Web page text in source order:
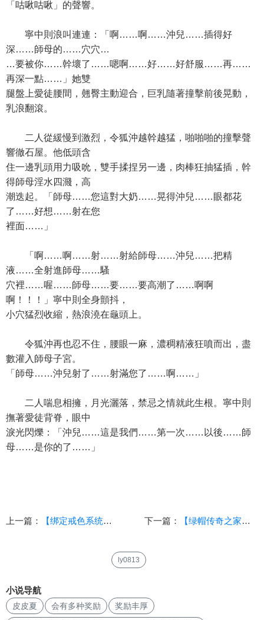
「咕啾咕啾」的聲響。
寧中則浪叫連連：「啊……啊……沖兒……插得好
深……師母的……穴穴…
…要被你……幹壞了……嗯啊……好……好舒服……再……
再深一點……」她雙
腿盤上愛徒腰間，翹臀主動迎合，巨乳隨著撞擊前後晃動，
乳浪翻滾。
二人從緩慢到激烈，令狐沖越幹越猛，啪啪啪的撞擊聲
響徹石屋。他低頭含
住一邊乳頭用力吸吮，雙手揉捏另一邊，肉棒狂抽猛插，幹
得師母淫水四濺，高
潮迭起。「師母……您這對大奶……晃得沖兒……眼都花
了……好想……射在您
裡面……」
「啊……啊……射……射給師母……沖兒……把精
液……全射進師母……騷
穴裡……喔……師母……要……要高潮了……啊啊
啊！！！」寧中則全身顫抖，
小穴猛烈收縮，熱浪澆在龜頭上。
令狐沖再也忍不住，腰眼一麻，濃稠精液狂噴而出，盡
數灌入師母子宮。
「師母……沖兒射了……射滿您了……啊……」
二人喘息相擁，月光灑落，禁忌之情就此生根。寧中則
撫著愛徒背脊，眼中
淚光閃爍：「沖兒……這是我們……第一次……以後……師
母……是你的了……」
上一篇： 【绑定戒色系统的我似乎搞错了什么】4 下一篇： 【绿帽传奇之家的沦陷】（第三章）
ly0813
小说导航
皮皮夏 会有多种奖励 奖励丰厚